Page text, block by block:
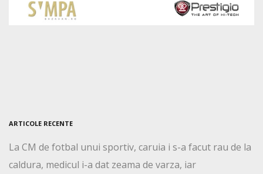
ARTICOLE RECENTE
La CM de fotbal unui sportiv, caruia i s-a facut rau de la
caldura, medicul i-a dat zeama de varza, iar